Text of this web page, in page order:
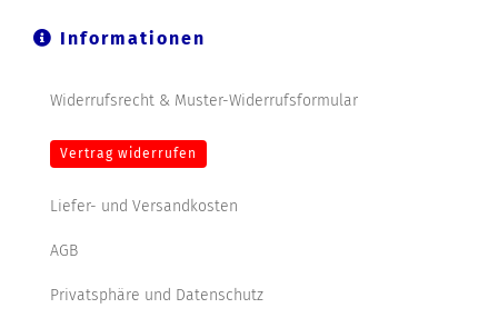
Informationen
Widerrufsrecht & Muster-Widerrufsformular
Vertrag widerrufen
Liefer- und Versandkosten
AGB
Privatsphäre und Datenschutz